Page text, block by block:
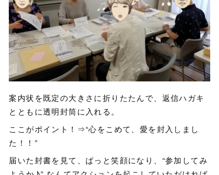
案内状を既定の大きさに折りたたんで、返信ハガキ
とともに透明封筒に入れる。
ここがポイント！⇒“心をこめて、愛を封入しまし
た！！”
届いた封書を見て、ぱっと笑顔になり、“参加してみ